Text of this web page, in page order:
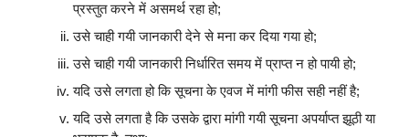
प्रस्तुत करने में असमर्थ रहा हो;
उसे चाही गयी जानकारी देने से मना कर दिया गया हो;
उसे चाही गयी जानकारी निर्धारित समय में प्राप्त न हो पायी हो;
यदि उसे लगता हो कि सूचना के एवज में मांगी फीस सही नहीं है;
यदि उसे लगता है कि उसके द्वारा मांगी गयी सूचना अपर्याप्त झूठी या